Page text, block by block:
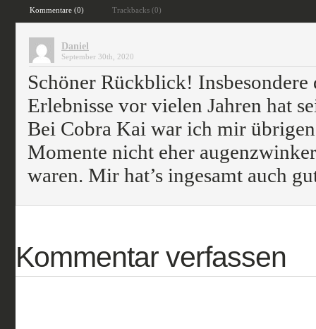
Kommentare (0) Trackbacks (0)
Daniel
September 30th, 2020
Schöner Rückblick!
Erlebnisse vor vielen Jahren hat
Bei Cobra Kai war ich mir
Momente nicht eher
waren. Mir hat’s ingesamt auch
Kommentar verfassen